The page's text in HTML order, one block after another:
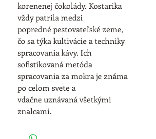
korenenej čokolády. Kostarika
vždy patrila medzi
popredné pestovateľské zeme,
čo sa týka kultivácie a techniky
spracovania kávy. Ich
sofistikovaná metóda
spracovania za mokra je známa
po celom svete a
vdačne uznávaná všetkými
znalcami.